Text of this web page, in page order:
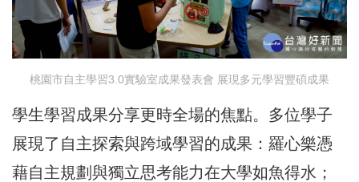
桃園市自主學習3.0實驗室成果發表會 展現多元學習豐碩成果
學生學習成果分享更時全場的焦點。多位學子
展現了自主探索與跨域學習的成果：羅心樂憑
藉自主規劃與獨立思考能力在大學如魚得水；